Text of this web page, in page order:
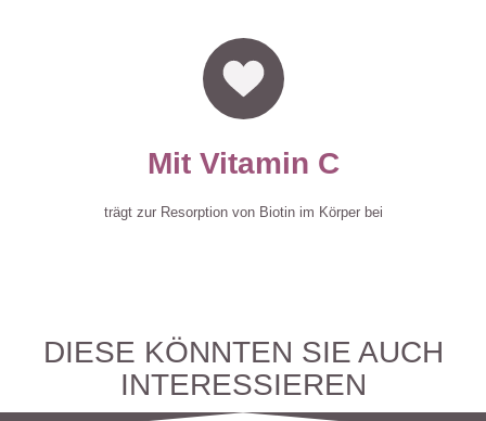
Mit Vitamin C
trägt zur Resorption von Biotin im Körper bei
DIESE KÖNNTEN SIE AUCH
INTERESSIEREN